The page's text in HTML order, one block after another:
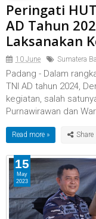
Peringati
AD Tahun
Laksanakan
10 June Sumatera
Padang - Dalam
TNI AD tahun 2024,
kegiatan, salah
Purnawirawan dan
Read more »
15
May
2023